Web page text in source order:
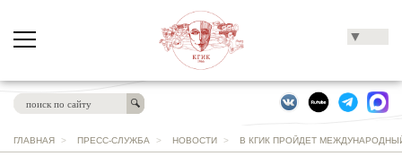
▼
ГЛАВНАЯ > ПРЕСС-СЛУЖБА > НОВОСТИ > В КГИК ПРОЙДЕТ